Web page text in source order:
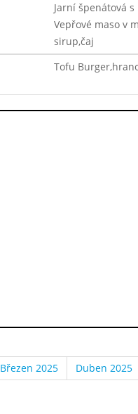
Jarní špenátová
Vepřové maso v
sirup,čaj
Tofu
Březen 2025 Duben 2025